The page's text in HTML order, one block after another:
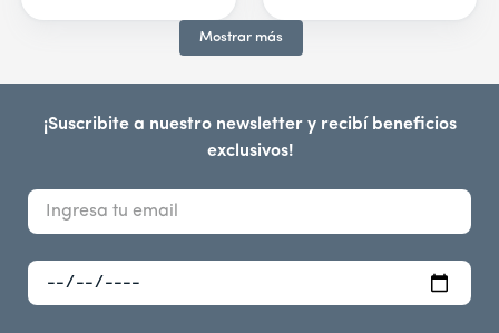
Mostrar más
¡Suscribite a nuestro newsletter y recibí beneficios
exclusivos!